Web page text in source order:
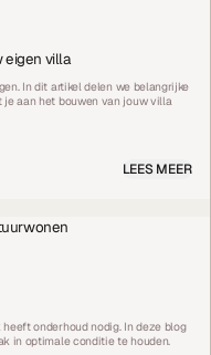
eigen villa
In dit artikel delen we belangrijke
aan het bouwen van jouw villa
LEES MEER
onderhoud nodig. In deze blog
in optimale conditie te houden.